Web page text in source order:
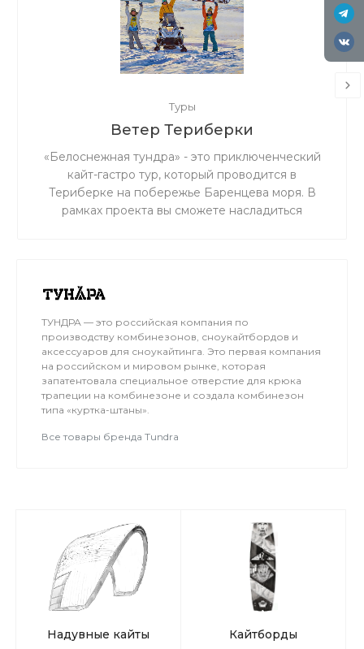
Туры
Ветер Териберки
«Белоснежная тундра» - это приключенческий
кайт-гастро тур, который проводится в
Териберке на побережье Баренцева моря. В
рамках проекта вы сможете насладиться
вы сможете попробовать изысканную кухню
бренд-шефа проекта Максима Николаевича.
Проект проводится ежегодно с февраля по
апрель и в 2025 году пройдет уже 16-й раз. Это
отличная возможность для любителей кайтинга
и тех, кто хочет научиться, насладиться катанием
на кайте и открыть для себя красоту тундры
ТУНДРА — это российская компания по
производству комбинезонов, сноукайтбордов и
аксессуаров для сноукайтинга. Это первая компания
на российском и мировом рынке, которая
запатентовала специальное отверстие для крюка
трапеции на комбинезоне и создала комбинезон
типа «куртка-штаны».
Все товары бренда Tundra
Надувные кайты Кайтборды